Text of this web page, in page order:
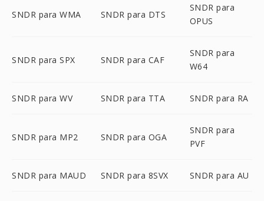
SNDR para WMA SNDR para DTS
SNDR para
OPUS
SNDR para SPX SNDR para CAF
SNDR para
W64
SNDR para WV SNDR para TTA SNDR para RA
SNDR para MP2 SNDR para OGA
SNDR para
PVF
SNDR para MAUD SNDR para 8SVX SNDR para AU